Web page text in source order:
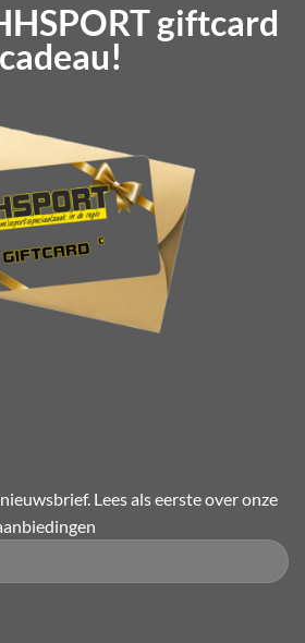
meerdere
variaties.
Deze
worden
op
de
productpagina
giftcard
cadeau!
Lees als eerste over onze